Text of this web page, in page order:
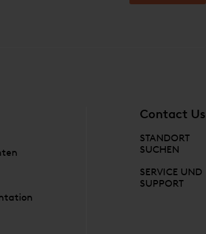
Contact Us
STANDORT
SUCHEN
SERVICE UND
SUPPORT